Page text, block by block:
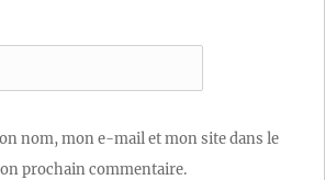
nom, mon e-mail et mon site dans le
prochain commentaire.